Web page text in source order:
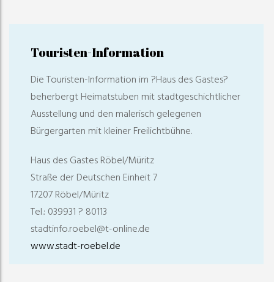
Touristen-Information
Die Touristen-Information im ?Haus des Gastes?
beherbergt Heimatstuben mit stadtgeschichtlicher
Ausstellung und den malerisch gelegenen
Bürgergarten mit kleiner Freilichtbühne.
Haus des Gastes Röbel/Müritz
Straße der Deutschen Einheit 7
17207 Röbel/Müritz
Tel.: 039931 ? 80113
stadtinfo.roebel@t-online.de
www.stadt-roebel.de